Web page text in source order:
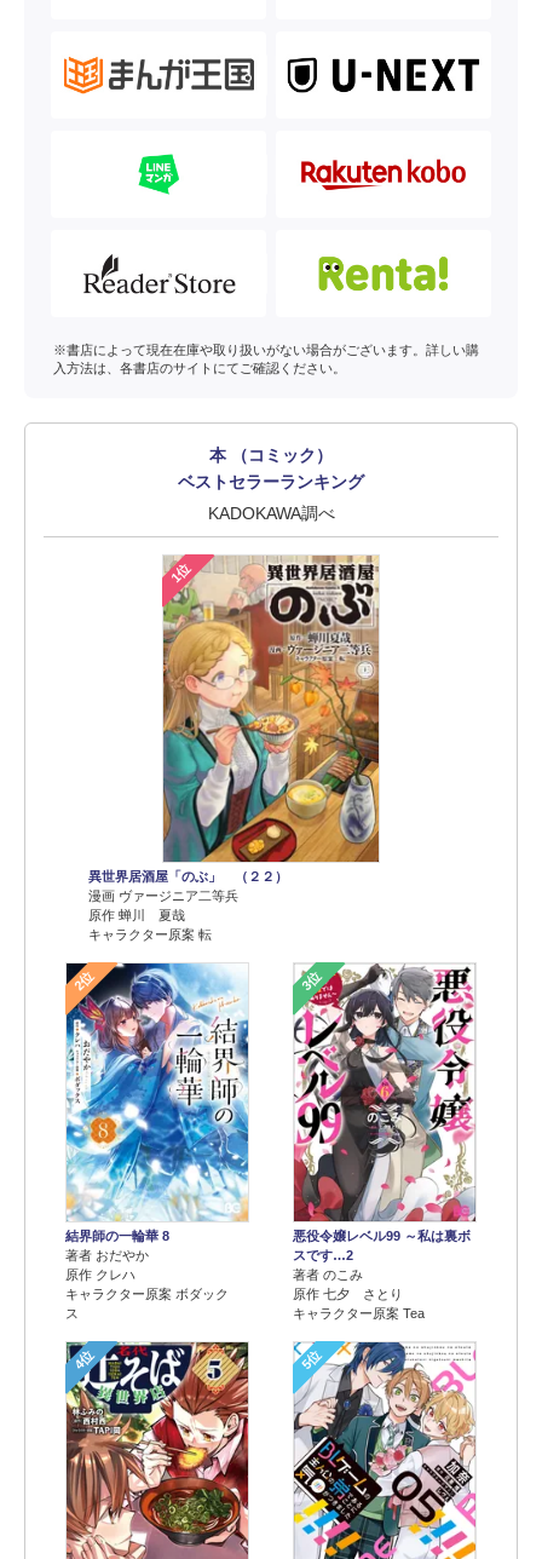
※書店によって現在在庫や取り扱いがない場合がございます。詳しい購
入方法は、各書店のサイトにてご確認ください。
本 （コミック）
ベストセラーランキング
KADOKAWA調べ
1位
異世界居酒屋「のぶ」 （２２）
漫画 ヴァージニア二等兵
原作 蝉川 夏哉
キャラクター原案 転
2位
結界師の一輪華 8
著者 おだやか
原作 クレハ
キャラクター原案 ボダック
ス
3位
悪役令嬢レベル99 ～私は裏ボ
スです…2
著者 のこみ
原作 七夕 さとり
キャラクター原案 Tea
4位 5位